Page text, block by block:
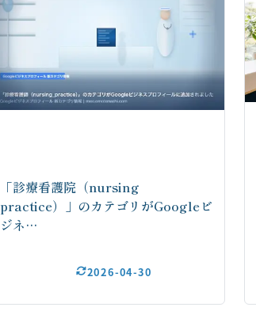
「診療看護院（nursing
practice）」のカテゴリがGoogleビ
ジネ…
2026-04-30